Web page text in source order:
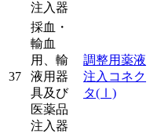
注入器
37
採血・
輸血
用、輸
液用器
具及び
医薬品
注入器
調整用薬液
注入コネク
タ(Ⅰ)